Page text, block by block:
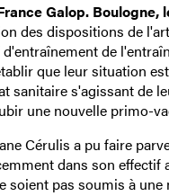
Galop. Boulogne,
des dispositions de
de
que leur situation
sanitaire s'agissant de
une nouvelle primo-
Cérulis a pu faire
dans son
soient pas soumis à